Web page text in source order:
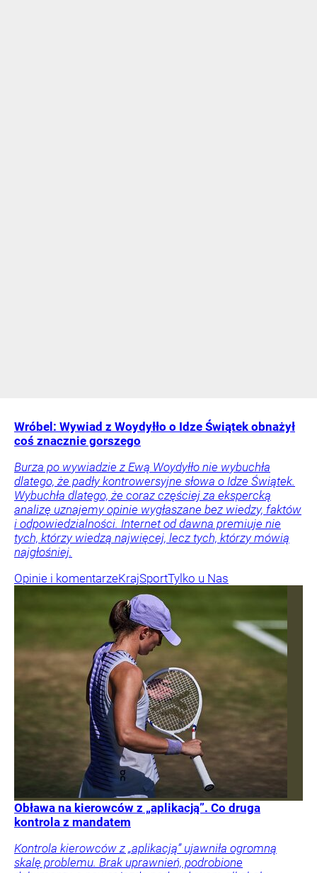
Wróbel: Wywiad z Woydyłło o Idze Świątek obnażył
coś znacznie gorszego
Burza po wywiadzie z Ewą Woydyłło nie wybuchła
dlatego, że padły kontrowersyjne słowa o Idze Świątek.
Wybuchła dlatego, że coraz częściej za ekspercką
analizę uznajemy opinie wygłaszane bez wiedzy, faktów
i odpowiedzialności. Internet od dawna premiuje nie
tych, którzy wiedzą najwięcej, lecz tych, którzy mówią
najgłośniej.
Opinie i komentarzeKrajSportTylko u Nas
Obława na kierowców z „aplikacją”. Co druga
kontrola z mandatem
Kontrola kierowców z „aplikacją” ujawniła ogromną
skalę problemu. Brak uprawnień, podrobione